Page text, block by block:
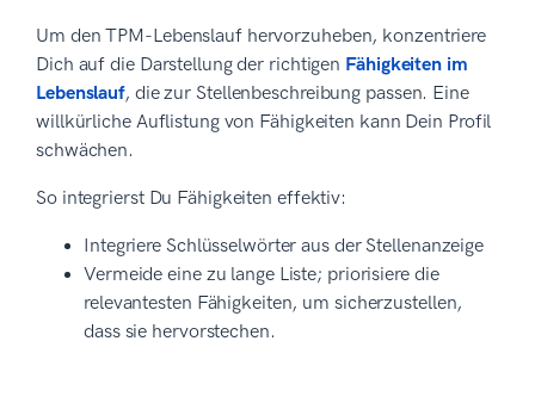
Um den TPM-Lebenslauf hervorzuheben, konzentriere
Dich auf die Darstellung der richtigen Fähigkeiten im
Lebenslauf, die zur Stellenbeschreibung passen. Eine
willkürliche Auflistung von Fähigkeiten kann Dein Profil
schwächen.
So integrierst Du Fähigkeiten effektiv:
Integriere Schlüsselwörter aus der Stellenanzeige
Vermeide eine zu lange Liste; priorisiere die
relevantesten Fähigkeiten, um sicherzustellen,
dass sie hervorstechen.